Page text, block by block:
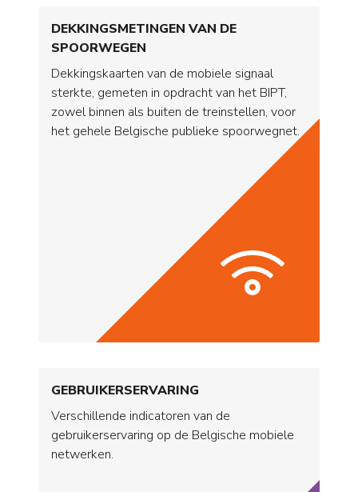
DEKKINGSMETINGEN VAN DE
SPOORWEGEN
Dekkingskaarten van de mobiele signaal
sterkte, gemeten in opdracht van het BIPT,
zowel binnen als buiten de treinstellen, voor
het gehele Belgische publieke spoorwegnet.
GEBRUIKERSERVARING
Verschillende indicatoren van de
gebruikerservaring op de Belgische mobiele
netwerken.